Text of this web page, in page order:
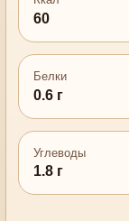
60
Белки
0.6 г
Углеводы
1.8 г